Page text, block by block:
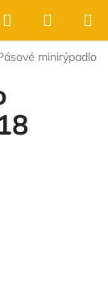
Hledat
KOŠÍK
minirýpadlo